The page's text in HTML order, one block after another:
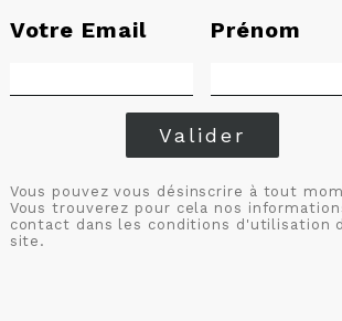
Votre Email Prénom
Valider
Vous pouvez vous désinscrire à tout
Vous trouverez pour cela nos
contact dans les conditions d'utilisation
site.